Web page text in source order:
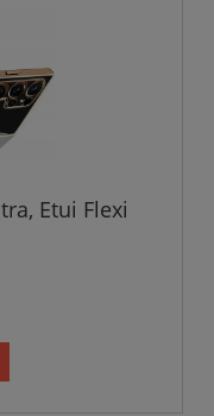
Etui Flexi